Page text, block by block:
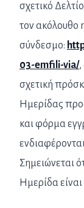
σχετικό
τον ακόλουθο
σύνδεσμο:
03-emfili-via/,
σχετική
Ημερίδας
και φόρμα
Σημειώνεται
Ημερίδα είναι